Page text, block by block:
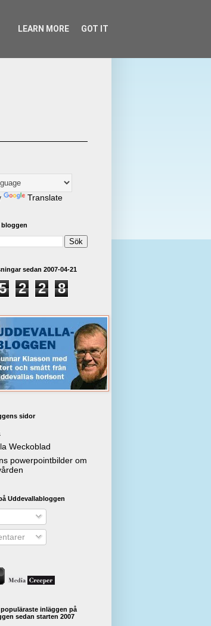
Translate
bloggen
sedan 2007-04-21
2 2
8
sidor
Weckoblad
powerpointbilder om
Uddevallabloggen
inläggen på
sedan starten 2007
LEARN MORE GOT IT